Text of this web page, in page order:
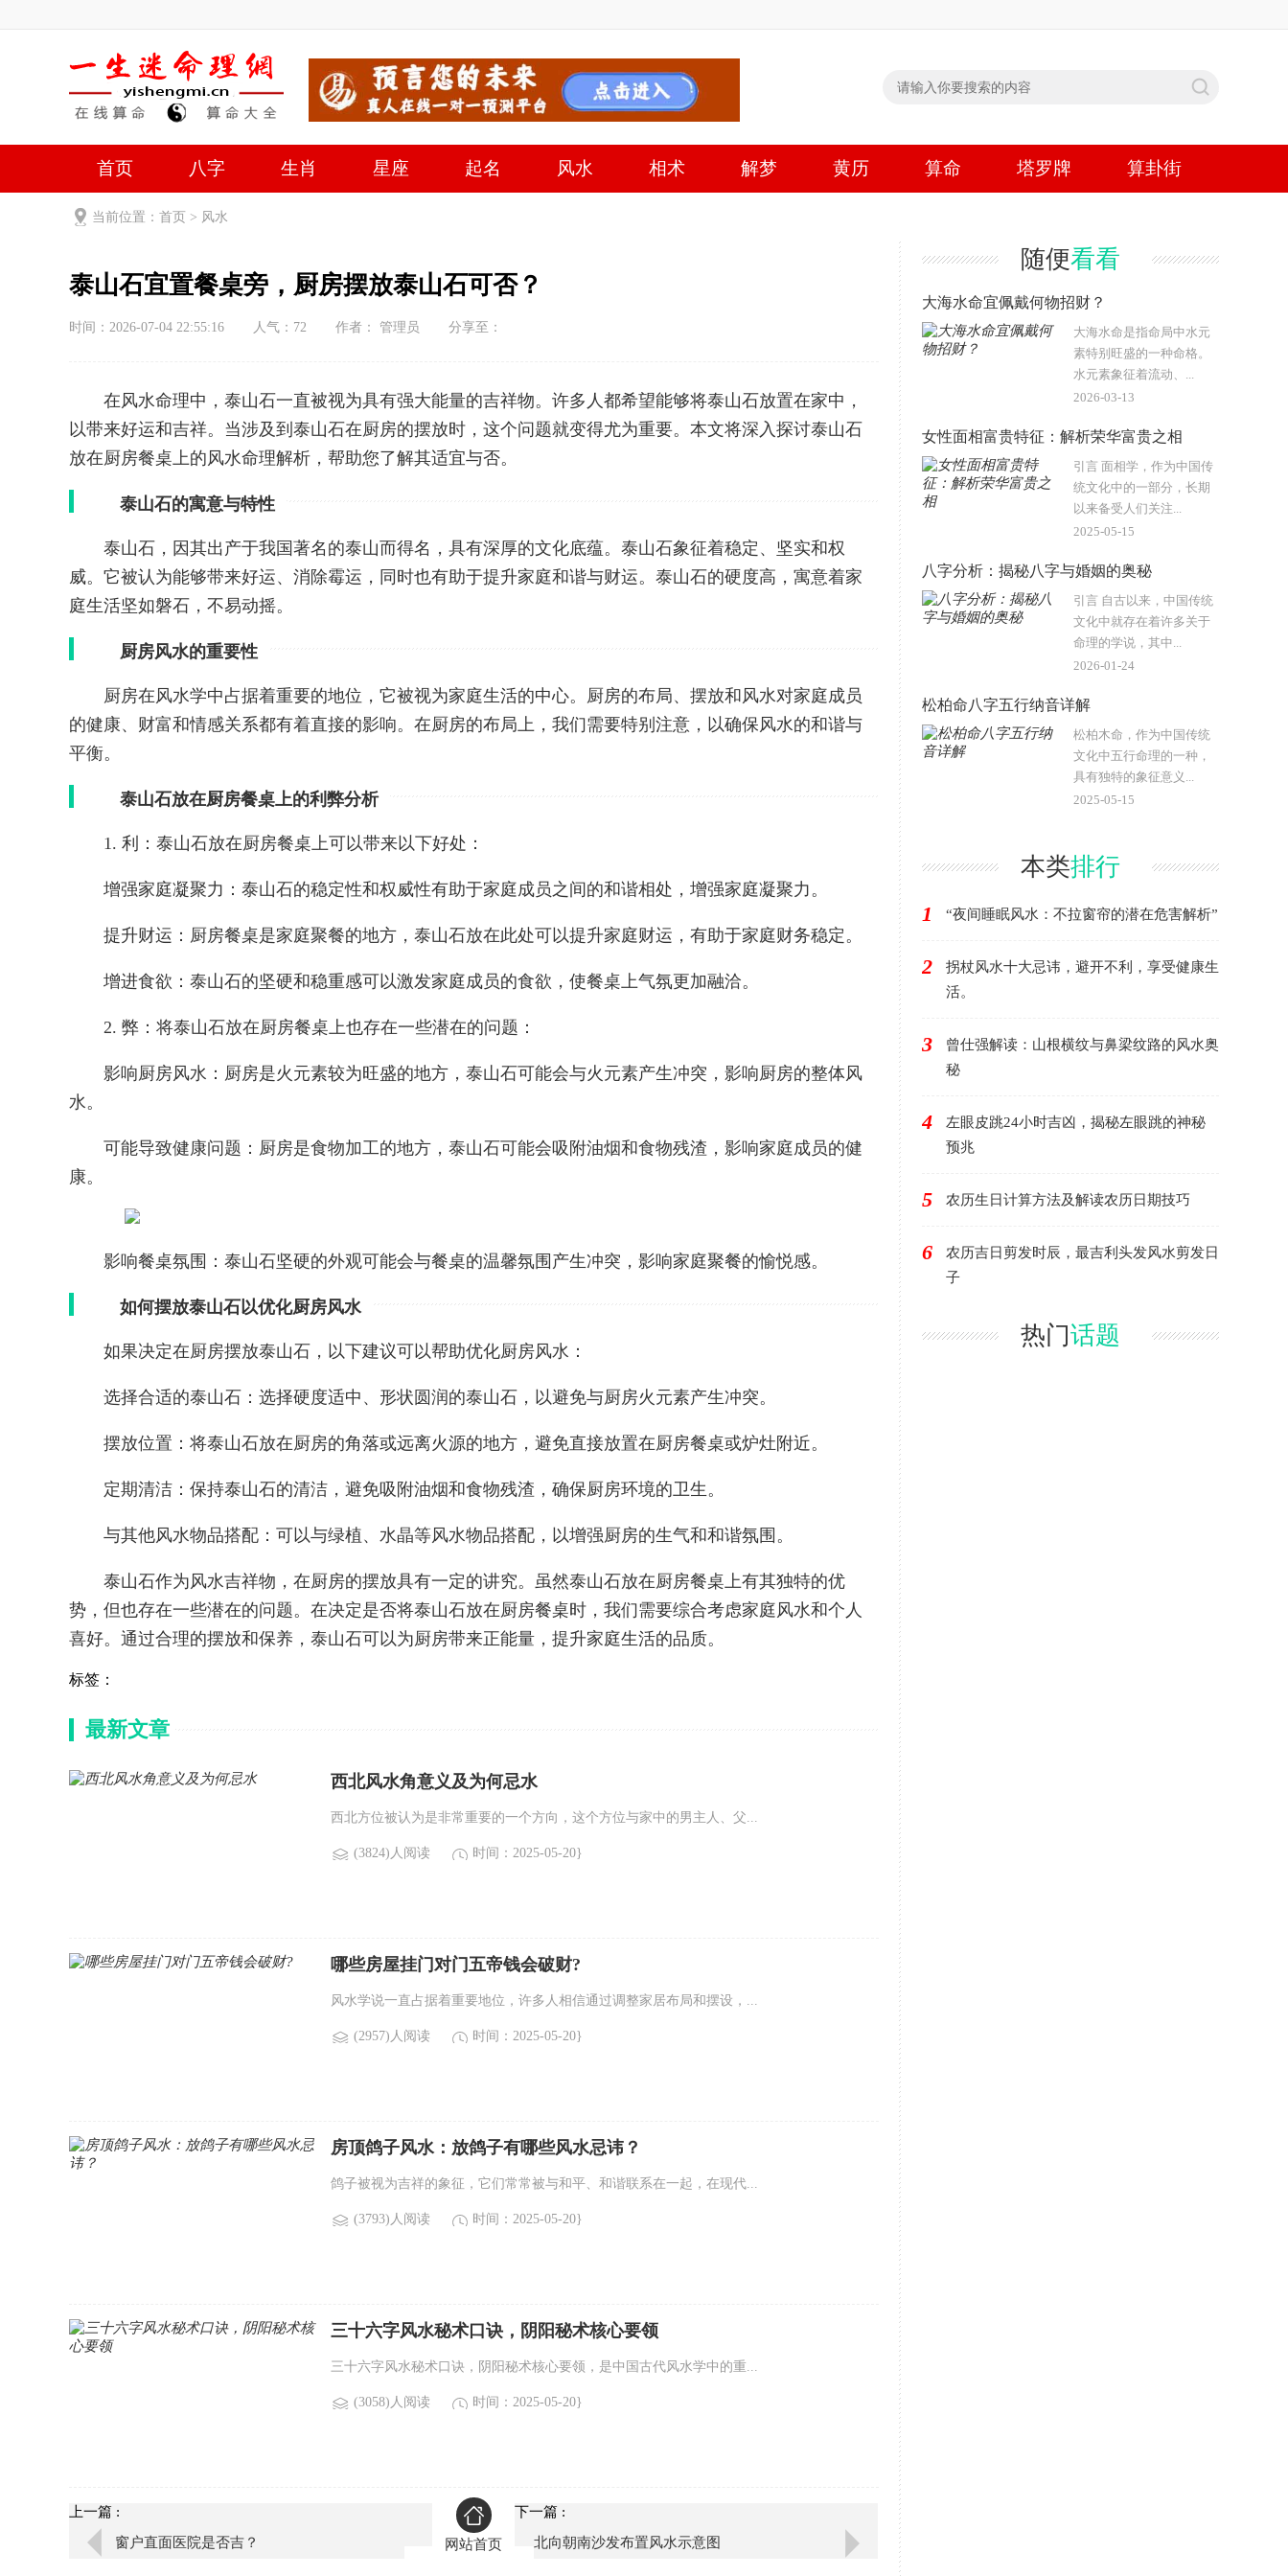
首页 八字 生肖 星座 起名 风水 相术 解梦 黄历 算命 塔罗牌 算卦街
当前位置： 首页 > 风水
泰山石宜置餐桌旁，厨房摆放泰山石可否？
时间：2026-07-04 22:55:16 人气： 72 作者： 管理员 分享至：
在风水命理中，泰山石一直被视为具有强大能量的吉祥物。许多人都希望能够将泰山石放置在家中，
以带来好运和吉祥。当涉及到泰山石在厨房的摆放时，这个问题就变得尤为重要。本文将深入探讨泰山石
放在厨房餐桌上的风水命理解析，帮助您了解其适宜与否。
泰山石的寓意与特性
泰山石，因其出产于我国著名的泰山而得名，具有深厚的文化底蕴。泰山石象征着稳定、坚实和权
威。它被认为能够带来好运、消除霉运，同时也有助于提升家庭和谐与财运。泰山石的硬度高，寓意着家
庭生活坚如磐石，不易动摇。
厨房风水的重要性
厨房在风水学中占据着重要的地位，它被视为家庭生活的中心。厨房的布局、摆放和风水对家庭成员
的健康、财富和情感关系都有着直接的影响。在厨房的布局上，我们需要特别注意，以确保风水的和谐与
平衡。
泰山石放在厨房餐桌上的利弊分析
1. 利：泰山石放在厨房餐桌上可以带来以下好处：
增强家庭凝聚力：泰山石的稳定性和权威性有助于家庭成员之间的和谐相处，增强家庭凝聚力。
提升财运：厨房餐桌是家庭聚餐的地方，泰山石放在此处可以提升家庭财运，有助于家庭财务稳定。
增进食欲：泰山石的坚硬和稳重感可以激发家庭成员的食欲，使餐桌上气氛更加融洽。
2. 弊：将泰山石放在厨房餐桌上也存在一些潜在的问题：
影响厨房风水：厨房是火元素较为旺盛的地方，泰山石可能会与火元素产生冲突，影响厨房的整体风
水。
可能导致健康问题：厨房是食物加工的地方，泰山石可能会吸附油烟和食物残渣，影响家庭成员的健
康。
影响餐桌氛围：泰山石坚硬的外观可能会与餐桌的温馨氛围产生冲突，影响家庭聚餐的愉悦感。
如何摆放泰山石以优化厨房风水
如果决定在厨房摆放泰山石，以下建议可以帮助优化厨房风水：
选择合适的泰山石：选择硬度适中、形状圆润的泰山石，以避免与厨房火元素产生冲突。
摆放位置：将泰山石放在厨房的角落或远离火源的地方，避免直接放置在厨房餐桌或炉灶附近。
定期清洁：保持泰山石的清洁，避免吸附油烟和食物残渣，确保厨房环境的卫生。
与其他风水物品搭配：可以与绿植、水晶等风水物品搭配，以增强厨房的生气和和谐氛围。
泰山石作为风水吉祥物，在厨房的摆放具有一定的讲究。虽然泰山石放在厨房餐桌上有其独特的优
势，但也存在一些潜在的问题。在决定是否将泰山石放在厨房餐桌时，我们需要综合考虑家庭风水和个人
喜好。通过合理的摆放和保养，泰山石可以为厨房带来正能量，提升家庭生活的品质。
标签：
最新文章
西北风水角意义及为何忌水
西北方位被认为是非常重要的一个方向，这个方位与家中的男主人、父...
(3824)人阅读 时间：2025-05-20}
哪些房屋挂门对门五帝钱会破财?
风水学说一直占据着重要地位，许多人相信通过调整家居布局和摆设，...
(2957)人阅读 时间：2025-05-20}
房顶鸽子风水：放鸽子有哪些风水忌讳？
鸽子被视为吉祥的象征，它们常常被与和平、和谐联系在一起，在现代...
(3793)人阅读 时间：2025-05-20}
三十六字风水秘术口诀，阴阳秘术核心要领
三十六字风水秘术口诀，阴阳秘术核心要领，是中国古代风水学中的重...
(3058)人阅读 时间：2025-05-20}
上一篇 :
窗户直面医院是否吉？
网站首页
下一篇 :
北向朝南沙发布置风水示意图
随便看看
大海水命宜佩戴何物招财？
大海水命是指命局中水元
素特别旺盛的一种命格。
水元素象征着流动、...
2026-03-13
女性面相富贵特征：解析荣华富贵之相
引言 面相学，作为中国传
统文化中的一部分，长期
以来备受人们关注...
2025-05-15
八字分析：揭秘八字与婚姻的奥秘
引言 自古以来，中国传统
文化中就存在着许多关于
命理的学说，其中...
2026-01-24
松柏命八字五行纳音详解
松柏木命，作为中国传统
文化中五行命理的一种，
具有独特的象征意义...
2025-05-15
本类排行
1 “夜间睡眠风水：不拉窗帘的潜在危害解析”
2
拐杖风水十大忌讳，避开不利，享受健康生
活。
3
曾仕强解读：山根横纹与鼻梁纹路的风水奥
秘
4
左眼皮跳24小时吉凶，揭秘左眼跳的神秘
预兆
5 农历生日计算方法及解读农历日期技巧
6
农历吉日剪发时辰，最吉利头发风水剪发日
子
热门话题